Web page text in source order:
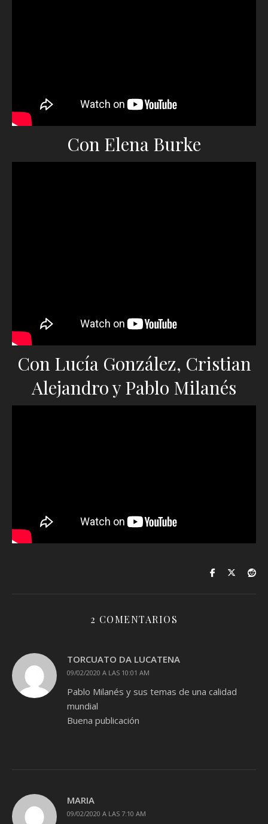
Con Elena Burke
Con Lucía González, Cristian
Alejandro y Pablo Milanés
2 COMENTARIOS
TORCUATO DA LUCATENA
09/02/2020 A LAS 10:01 AM
Pablo Milanés y sus temas de una calidad
mundial
Buena publicación
MARIA
09/02/2020 A LAS 7:10 AM